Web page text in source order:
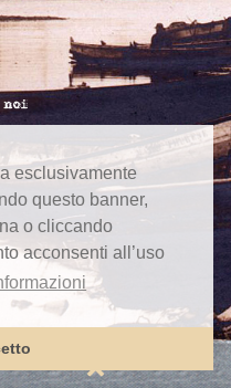
esclusivamente
questo banner,
o cliccando
acconsenti all’uso